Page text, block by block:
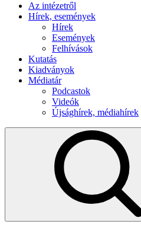
Az intézetről
Hírek, események
Hírek
Események
Felhívások
Kutatás
Kiadványok
Médiatár
Podcastok
Videók
Újsághírek, médiahírek